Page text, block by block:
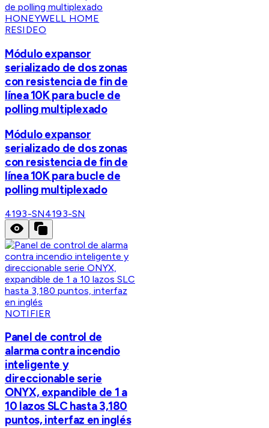
HONEYWELL HOME
RESIDEO
Módulo expansor
serializado de dos zonas
con resistencia de fin de
línea 10K para bucle de
polling multiplexado
Módulo expansor
serializado de dos zonas
con resistencia de fin de
línea 10K para bucle de
polling multiplexado
4193-SN4193-SN
NOTIFIER
Panel de control de
alarma contra incendio
inteligente y
direccionable serie
ONYX, expandible de 1 a
10 lazos SLC hasta 3,180
puntos, interfaz en inglés